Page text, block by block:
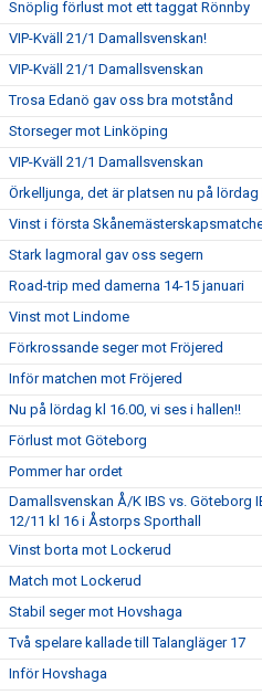
Snöplig förlust mot ett taggat Rönnby
VIP-Kväll 21/1 Damallsvenskan!
VIP-Kväll 21/1 Damallsvenskan
Trosa Edanö gav oss bra motstånd
Storseger mot Linköping
VIP-Kväll 21/1 Damallsvenskan
Örkelljunga, det är platsen nu på lördag
Vinst i första
Stark lagmoral gav oss segern
Road-trip med damerna 14-15 januari
Vinst mot Lindome
Förkrossande seger mot Fröjered
Inför matchen mot Fröjered
Nu på lördag kl 16.00, vi ses i hallen!!
Förlust mot Göteborg
Pommer har ordet
Damallsvenskan Å/K IBS vs. Göteborg
12/11 kl 16 i Åstorps Sporthall
Vinst borta mot Lockerud
Match mot Lockerud
Stabil seger mot Hovshaga
Två spelare kallade till Talangläger 17
Inför Hovshaga